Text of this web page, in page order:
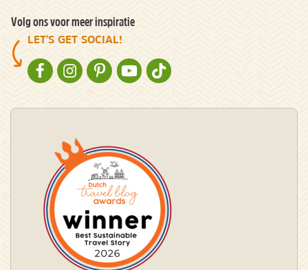
Volg ons voor meer inspiratie
LET'S GET SOCIAL!
NATURESCANNER OP FACEBOOK
NATURESCANNER OP INSTAGRAM
NATURESCANNER OP PINTEREST
NATURESCANNER OP YOUTUBE
NATURESCANNER OP TIKTOK